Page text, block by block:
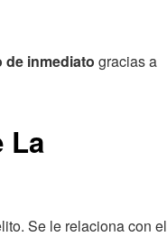
de inmediato gracias a
La
Se le relaciona con el